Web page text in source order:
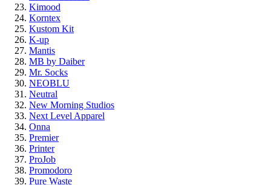
Kimood
Korntex
Kustom Kit
K-up
Mantis
MB by Daiber
Mr. Socks
NEOBLU
Neutral
New Morning Studios
Next Level Apparel
Onna
Premier
Printer
ProJob
Promodoro
Pure Waste